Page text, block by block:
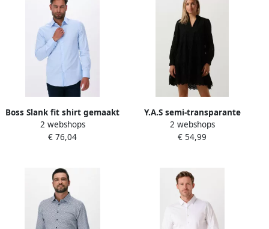
Boss Slank fit shirt gemaakt
van ijzerlichtelastische
katoenen popeline Blauw
2 webshops
€ 76,04
Y.A.S semi-transparante
trapeze jurk YASHOLI van
biologisch katoen zwart
2 webshops
€ 54,99